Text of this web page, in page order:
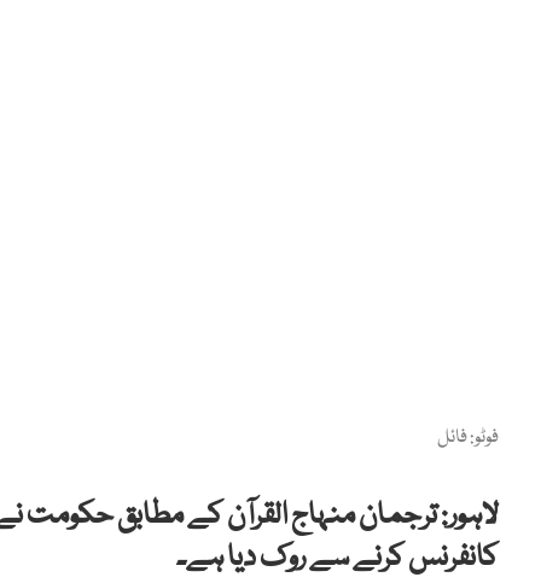
فوٹو: فائل
لاہور: ترجمان منہاج القرآن کے مطابق حکومت
کانفرنس کرنے سے روک دیا ہے۔